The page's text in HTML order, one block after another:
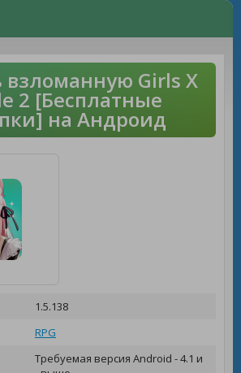
взломанную Girls X
2 [Бесплатные
на Андроид
1.5.138
RPG
Требуемая версия Android - 4.1 и